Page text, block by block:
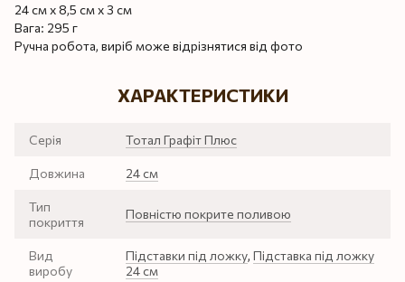
24 см х 8,5 см х 3 см
Вага: 295 г
Ручна робота, виріб може відрізнятися від фото
ХАРАКТЕРИСТИКИ
Серія Тотал Графіт Плюс
Довжина 24 см
Тип
покриття
Повністю покрите поливою
Вид
виробу
Підставки під ложку, Підставка під ложку
24 см